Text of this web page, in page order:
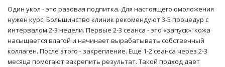
Один укол - это разовая подпитка. Для настоящего омоложения
нужен курс. Большинство клиник рекомендуют 3-5 процедур с
интервалом 2-3 недели. Первые 2-3 сеанса - это «запуск»: кожа
насыщается влагой и начинает вырабатывать собственный
коллаген. После этого - закрепление. Еще 1-2 сеанса через 2-3
месяца помогают закрепить результат. Такой подход дает